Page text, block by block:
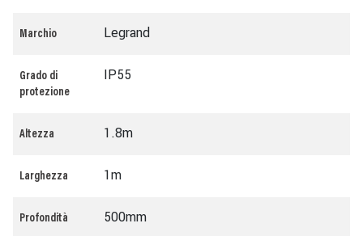
Marchio Legrand
Grado di
protezione
IP55
Altezza 1.8m
Larghezza 1m
Profondità 500mm